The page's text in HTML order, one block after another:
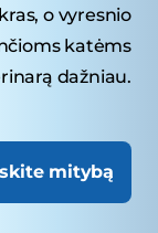
o vyresnio
katėms
dažniau.
mitybą